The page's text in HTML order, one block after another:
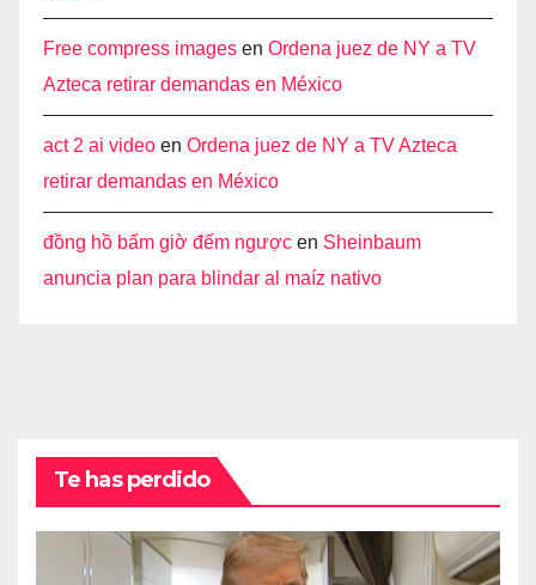
Free compress images en Ordena juez de NY a TV
Azteca retirar demandas en México
act 2 ai video en Ordena juez de NY a TV Azteca
retirar demandas en México
đồng hồ bấm giờ đếm ngược en Sheinbaum
anuncia plan para blindar al maíz nativo
Te has perdido